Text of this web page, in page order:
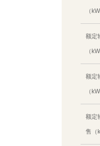
（
额定
（
额定
（
额定
售（